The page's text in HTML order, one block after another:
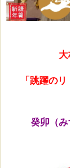
「跳躍の
癸卯（